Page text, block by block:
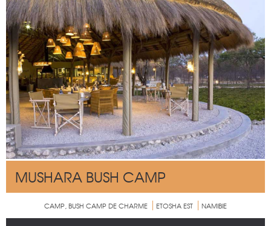
MUSHARA BUSH CAMP
CAMP, BUSH CAMP DE CHARME ETOSHA EST NAMIBIE